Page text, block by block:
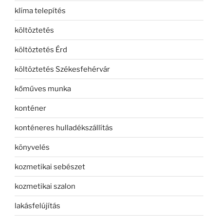
klíma telepítés
költöztetés
költöztetés Érd
költöztetés Székesfehérvár
kőműves munka
konténer
konténeres hulladékszállítás
könyvelés
kozmetikai sebészet
kozmetikai szalon
lakásfelújítás